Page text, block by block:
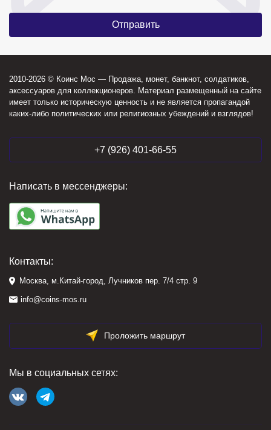
2010-2026 © Коинс Мос — Продажа, монет, банкнот, солдатиков,
аксессуаров для коллекционеров. Материал размещенный на сайте
имеет только историческую ценность и не является пропагандой
каких-либо политических или религиозных убеждений и взглядов!
+7 (926) 401-66-55
Написать в мессенджеры:
Контакты:
Москва, м.Китай-город, Лучников пер. 7/4 стр. 9
info@coins-mos.ru
Проложить маршрут
Мы в социальных сетях: